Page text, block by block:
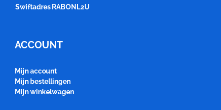
Swiftadres RABONL2U
ACCOUNT
Mijn account
Mijn bestellingen
Mijn winkelwagen